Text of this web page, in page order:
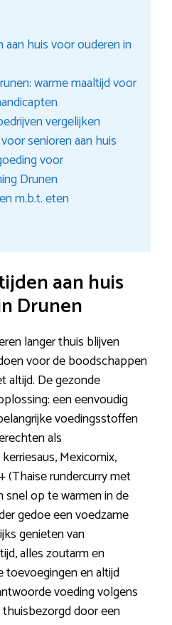
aan huis voor ouderen in
warme maaltijd voor
vergelijken
senioren aan huis
voor
Drunen
m.b.t. eten
aan huis
Drunen
langer thuis blijven
voor de boodschappen
altijd. De gezonde
een eenvoudig
voedingsstoffen
als
Mexicomix,
(Thaise rundercurry met
snel op te warmen in de
gedoe een voedzame
genieten van
alles zoutarm en
en altijd
voeding volgens
door een